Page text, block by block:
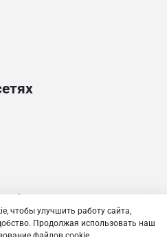
RAVENOL
чтобы улучшить работу сайта,
Продолжая использовать наш